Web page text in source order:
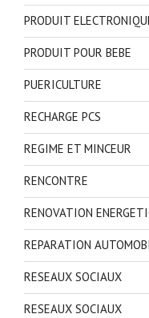
PRODUIT
PRODUIT POUR BEBE
PUERICULTURE
RECHARGE PCS
REGIME ET MINCEUR
RENCONTRE
RENOVATION
REPARATION
RESEAUX SOCIAUX
RESEAUX SOCIAUX